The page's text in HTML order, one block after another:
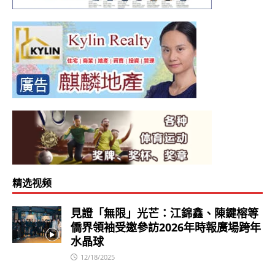
精选视频
見證「無限」光芒：江錦鑫、陳鍵榕等
僑界領袖受邀參訪2026年時報廣場跨年
水晶球
12/18/2025